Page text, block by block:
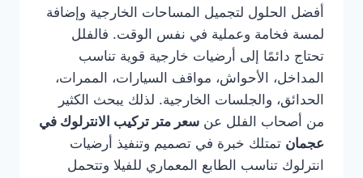
أفضل الحلول لتجميل المساحات الخارجية وإضافة
لمسة فخامة وعملية في نفس الوقت. فالفلل
تحتاج دائمًا إلى أرضيات خارجية قوية تناسب
المداخل، الأحواش، مواقف السيارات، الممرات،
الحدائق، والجلسات الخارجية. لذلك يبحث الكثير
من أصحاب الفلل عن سعر متر تركيب الانترلوك في
عجمان تمتلك خبرة في تصميم وتنفيذ أرضيات
انترلوك تناسب الطابع المعماري للفيلا وتتحمل